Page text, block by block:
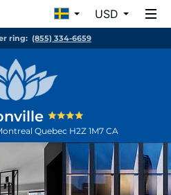
USD
ring: (855) 334-6659
Quebec H2Z 1M7 CA